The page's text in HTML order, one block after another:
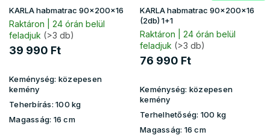
i
s
t
á
a
KARLA habmatrac 90x200x16
Raktáron | 24 órán belül
feladjuk (>3 db)
39 990 Ft
Keménység: közepesen
kemény
Teherbírás: 100 kg
Magasság: 16 cm
KARLA habmatrac 90x200x16
(2db) 1+1
Raktáron | 24 órán belül
feladjuk (>3 db)
76 990 Ft
Keménység: közepesen
kemény
Terhelhetőség: 100 kg
Magasság: 16 cm